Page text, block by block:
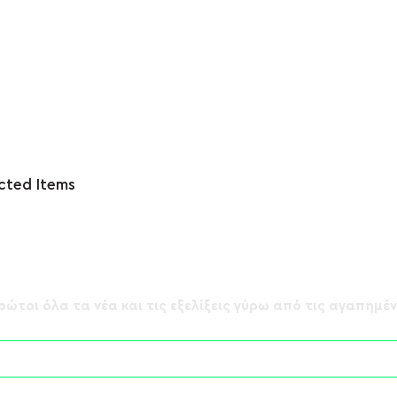
όλα τα νέα και τις εξελίξεις γύρω από τις
Αθώοι" Pre-Listening
Event
Items